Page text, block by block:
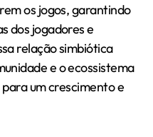
os jogos, garantindo
dos jogadores e
relação simbiótica
e o ecossistema
um crescimento e